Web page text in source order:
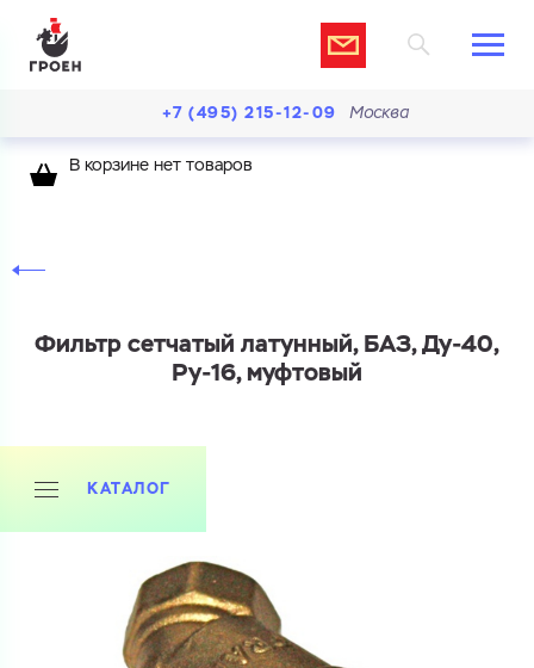
Перечислите товары, которые вас интересуют
и укажите какую информацию вы хотите по ним
получить. Мы свяжемся с вами в ближайшее время.
+7 (495) 215-12-09 Москва
В корзине нет товаров
Фильтр сетчатый латунный, БАЗ, Ду-40,
Ру-16, муфтовый
КАТАЛОГ